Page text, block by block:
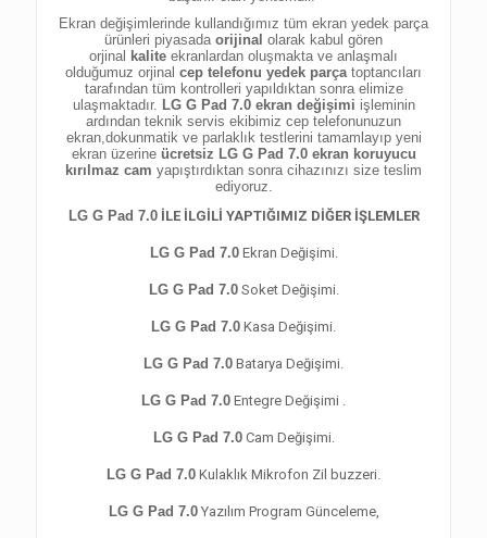
Ekran değişimlerinde kullandığımız tüm ekran yedek parça
ürünleri piyasada orijinal olarak kabul gören
orjinal kalite ekranlardan oluşmakta ve anlaşmalı
olduğumuz orjinal cep telefonu yedek parça toptancıları
tarafından tüm kontrolleri yapıldıktan sonra elimize
ulaşmaktadır. LG G Pad 7.0ekran değişimi işleminin
ardından teknik servis ekibimiz cep telefonunuzun
ekran, dokunmatik ve parlaklık testlerini tamamlayıp yeni
ekran üzerine ücretsiz LG G Pad 7.0ekran koruyucu
kırılmaz cam yapıştırdıktan sonra cihazınızı size teslim
ediyoruz.
LG G Pad 7.0İLE İLGİLİ YAPTIĞIMIZ DİĞER İŞLEMLER
LG G Pad 7.0Ekran Değişimi.
LG G Pad 7.0Soket Değişimi.
LG G Pad 7.0 Kasa Değişimi.
LG G Pad 7.0 Batarya Değişimi.
LG G Pad 7.0 Entegre Değişimi .
LG G Pad 7.0Cam Değişimi.
LG G Pad 7.0 Kulaklık Mikrofon Zil buzzeri.
LG G Pad 7.0Yazılım Program Günceleme,